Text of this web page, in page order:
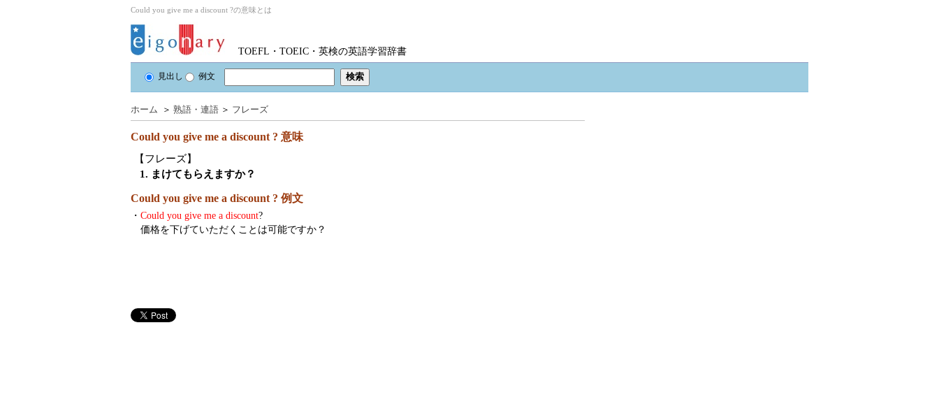
Could you give me a discount ?の意味とは
TOEFL・TOEIC・英検の英語学習辞書
見出し 例文
ホーム ＞ 熟語・連語 ＞ フレーズ
Could you give me a discount ? 意味
【フレーズ】
1. まけてもらえますか？
Could you give me a discount ? 例文
・ Could you give me a discount?
価格を下げていただくことは可能ですか？